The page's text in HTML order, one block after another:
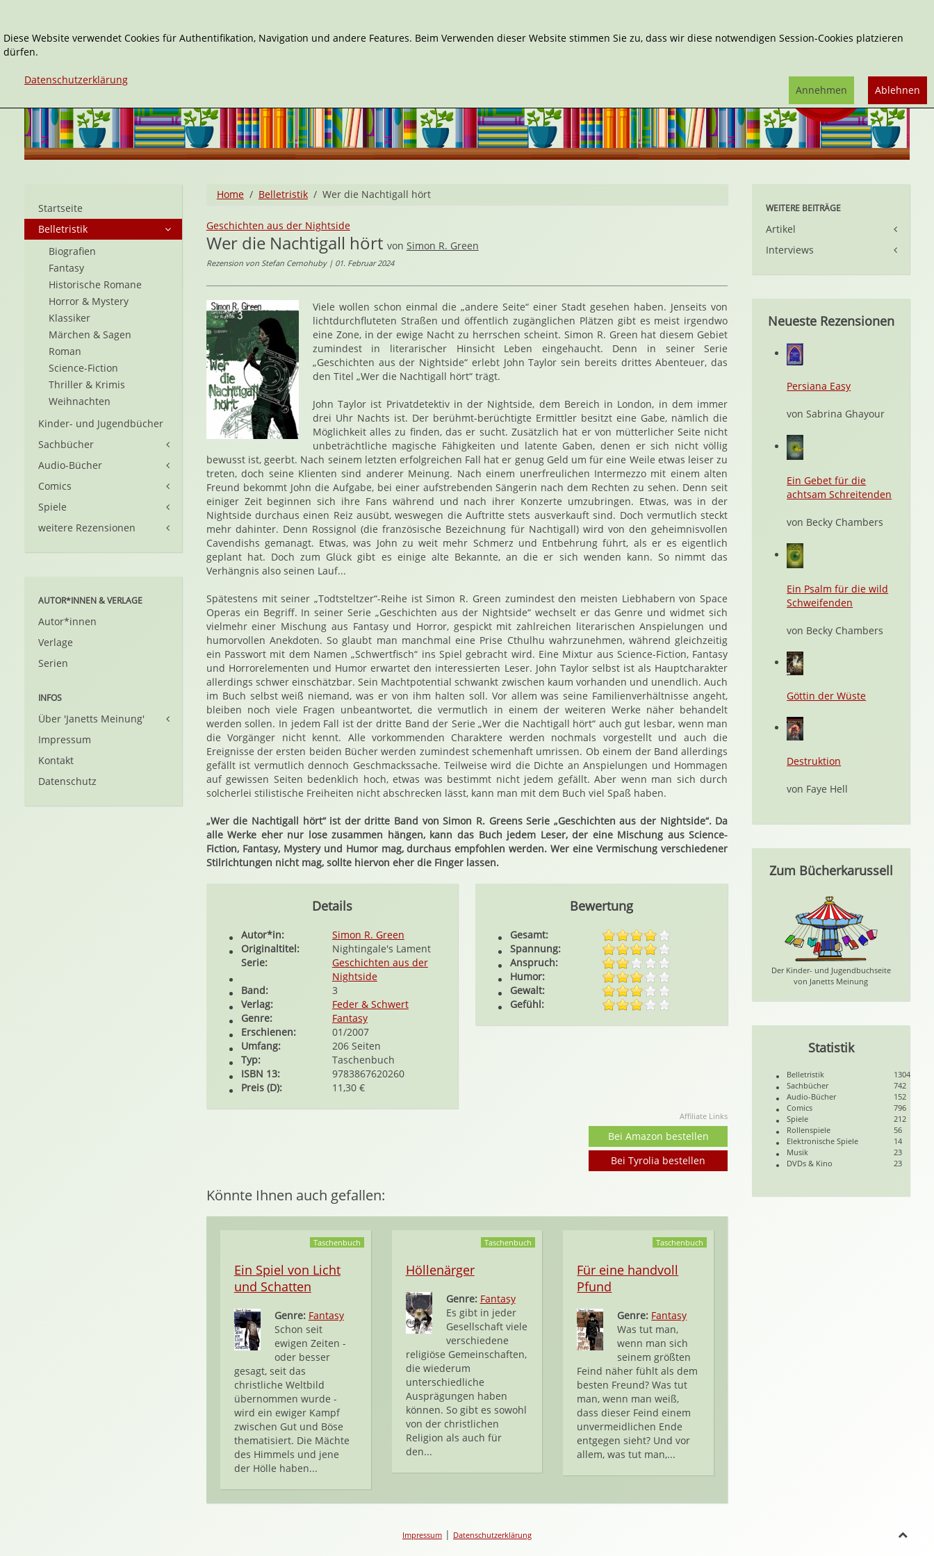
Home Belletristik Wer die Nachtigall hört
Geschichten aus der Nightside
Wer die Nachtigall hört von Simon R. Green
Rezension von Stefan Cernohuby | 01. Februar 2024
Viele wollen schon einmal die „andere Seite“ einer Stadt gesehen haben. Jenseits von
lichtdurchfluteten Straßen und öffentlich zugänglichen Plätzen gibt es meist irgendwo
eine Zone, in der ewige Nacht zu herrschen scheint. Simon R. Green hat diesem Gebiet
zumindest in literarischer Hinsicht Leben eingehaucht. Denn in seiner Serie
„Geschichten aus der Nightside“ erlebt John Taylor sein bereits drittes Abenteuer, das
den Titel „Wer die Nachtigall hört“ trägt.
John Taylor ist Privatdetektiv in der Nightside, dem Bereich in London, in dem immer
drei Uhr Nachts ist. Der berühmt-berüchtigte Ermittler besitzt eine Gabe, nämlich die
Möglichkeit alles zu finden, das er sucht. Zusätzlich hat er von mütterlicher Seite nicht
unbeträchtliche magische Fähigkeiten und latente Gaben, denen er sich nicht völlig
bewusst ist, geerbt. Nach seinem letzten erfolgreichen Fall hat er genug Geld um für eine Weile etwas leiser zu
treten, doch seine Klienten sind anderer Meinung. Nach einem unerfreulichen Intermezzo mit einem alten
Freund bekommt John die Aufgabe, bei einer aufstrebenden Sängerin nach dem Rechten zu sehen. Denn seit
einiger Zeit beginnen sich ihre Fans während und nach ihrer Konzerte umzubringen. Etwas, was in der
Nightside durchaus einen Reiz ausübt, weswegen die Auftritte stets ausverkauft sind. Doch vermutlich steckt
mehr dahinter. Denn Rossignol (die französische Bezeichnung für Nachtigall) wird von den geheimnisvollen
Cavendishs gemanagt. Etwas, was John zu weit mehr Schmerz und Entbehrung führt, als er es eigentlich
geplant hat. Doch zum Glück gibt es einige alte Bekannte, an die er sich wenden kann. So nimmt das
Verhängnis also seinen Lauf...
Spätestens mit seiner „Todtsteltzer“-Reihe ist Simon R. Green zumindest den meisten Liebhabern von Space
Operas ein Begriff. In seiner Serie „Geschichten aus der Nightside“ wechselt er das Genre und widmet sich
vielmehr einer Mischung aus Fantasy und Horror, gespickt mit zahlreichen literarischen Anspielungen und
humorvollen Anekdoten. So glaubt man manchmal eine Prise Cthulhu wahrzunehmen, während gleichzeitig
ein Passwort mit dem Namen „Schwertfisch“ ins Spiel gebracht wird. Eine Mixtur aus Science-Fiction, Fantasy
und Horrorelementen und Humor erwartet den interessierten Leser. John Taylor selbst ist als Hauptcharakter
allerdings schwer einschätzbar. Sein Machtpotential schwankt zwischen kaum vorhanden und unendlich. Auch
im Buch selbst weiß niemand, was er von ihm halten soll. Vor allem was seine Familienverhältnisse angeht,
bleiben noch viele Fragen unbeantwortet, die vermutlich in einem der weiteren Werke näher behandelt
werden sollen. In jedem Fall ist der dritte Band der Serie „Wer die Nachtigall hört“ auch gut lesbar, wenn man
die Vorgänger nicht kennt. Alle vorkommenden Charaktere werden nochmals vorgestellt und auch die
Ereignisse der ersten beiden Bücher werden zumindest schemenhaft umrissen. Ob einem der Band allerdings
gefällt ist vermutlich dennoch Geschmackssache. Teilweise wird die Dichte an Anspielungen und Hommagen
auf gewissen Seiten bedenklich hoch, etwas was bestimmt nicht jedem gefällt. Aber wenn man sich durch
solcherlei stilistische Freiheiten nicht abschrecken lässt, kann man mit dem Buch viel Spaß haben.
„Wer die Nachtigall hört“ ist der dritte Band von Simon R. Greens Serie „Geschichten aus der Nightside“. Da
alle Werke eher nur lose zusammen hängen, kann das Buch jedem Leser, der eine Mischung aus Science-
Fiction, Fantasy, Mystery und Humor mag, durchaus empfohlen werden. Wer eine Vermischung verschiedener
Stilrichtungen nicht mag, sollte hiervon eher die Finger lassen.
Details
Autor*in:
Simon R. Green
Originaltitel:
Nightingale's Lament
Serie:
Geschichten aus der
Nightside
Band:
3
Verlag:
Feder & Schwert
Genre:
Fantasy
Erschienen:
01/2007
Umfang:
206 Seiten
Typ:
Taschenbuch
ISBN 13:
9783867620260
Preis (D):
11,30 €
Bewertung
Gesamt:
Spannung:
Anspruch:
Humor:
Gewalt:
Gefühl:
Affiliate Links
Bei Amazon bestellen
Bei Tyrolia bestellen
Könnte Ihnen auch gefallen:
Taschenbuch
Ein Spiel von Licht
und Schatten
Genre: Fantasy
Schon seit
ewigen Zeiten -
oder besser
gesagt, seit das
christliche Weltbild
übernommen wurde -
wird ein ewiger Kampf
zwischen Gut und Böse
thematisiert. Die Mächte
des Himmels und jene
der Hölle haben...
Taschenbuch
Höllenärger
Genre: Fantasy
Es gibt in jeder
Gesellschaft viele
verschiedene
religiöse Gemeinschaften,
die wiederum
unterschiedliche
Ausprägungen haben
können. So gibt es sowohl
von der christlichen
Religion als auch für
den...
Taschenbuch
Für eine handvoll
Pfund
Genre: Fantasy
Was tut man,
wenn man sich
seinem größten
Feind näher fühlt als dem
besten Freund? Was tut
man, wenn man weiß,
dass dieser Feind einem
unvermeidlichen Ende
entgegen sieht? Und vor
allem, was tut man,...
Startseite
Belletristik
Biografien
Fantasy
Historische Romane
Horror & Mystery
Klassiker
Märchen & Sagen
Roman
Science-Fiction
Thriller & Krimis
Weihnachten
Kinder- und Jugendbücher
Sachbücher
Audio-Bücher
Comics
Spiele
weitere Rezensionen
AUTOR*INNEN & VERLAGE
Autor*innen
Verlage
Serien
INFOS
Über 'Janetts Meinung'
Impressum
Kontakt
Datenschutz
WEITERE BEITRÄGE
Artikel
Interviews
Neueste Rezensionen
Persiana Easy
von Sabrina Ghayour
Ein Gebet für die
achtsam Schreitenden
von Becky Chambers
Ein Psalm für die wild
Schweifenden
von Becky Chambers
Göttin der Wüste
Destruktion
von Faye Hell
Zum Bücherkarussell
Der Kinder- und Jugendbuchseite
von Janetts Meinung
Statistik
Belletristik
1304
Sachbücher
742
Audio-Bücher
152
Comics
796
Spiele
212
Rollenspiele
56
Elektronische Spiele
14
Musik
23
DVDs & Kino
23
Impressum | Datenschutzerklärung
Diese Website verwendet Cookies für Authentifikation, Navigation und andere Features. Beim Verwenden dieser Website stimmen Sie zu, dass wir diese notwendigen Session-Cookies platzieren
dürfen.
Datenschutzerklärung
Ablehnen
Annehmen